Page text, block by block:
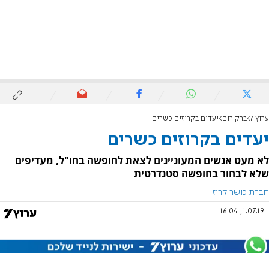
ערוץ 7 ברק רום יעדים בקרוזים כשרים
יעדים בקרוזים כשרים
לא מעט אנשים המעוניינים לצאת לחופשה בחו"ל, מעדיפים
שלא לבחור בחופשה סטנדרטית
חברת כושר קרוז
1.07.19, 16:04